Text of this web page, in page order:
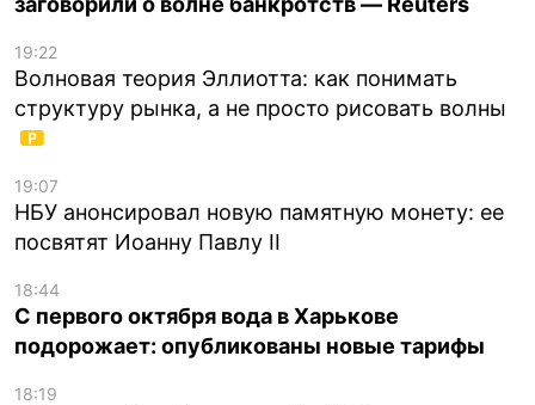
19:22
Волновая теория Эллиотта: как понимать
структуру рынка, а не просто рисовать волны
19:07
НБУ анонсировал новую памятную монету: ее
посвятят Иоанну Павлу II
18:44
С первого октября вода в Харькове
подорожает: опубликованы новые тарифы
18:19